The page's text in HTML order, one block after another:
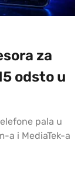
za
odsto u
pala u
a i MediaTek-a